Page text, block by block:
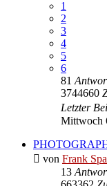
1
2
3
4
5
6
81
3744660
Letzter
Mittwoch
von Frank
13